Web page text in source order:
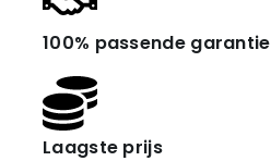
100% passende garantie
Laagste prijs